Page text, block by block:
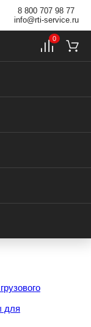
8 800 707 98 77
info@rti-service.ru
0
для